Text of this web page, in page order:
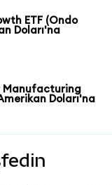
ETF (Ondo
Doları'na
Manufacturing
Doları'na